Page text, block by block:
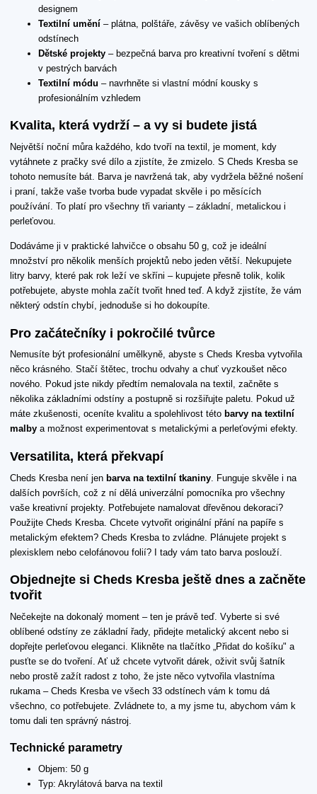
designem
Textilní umění – plátna, polštáře, závěsy ve vašich oblíbených
odstínech
Dětské projekty – bezpečná barva pro kreativní tvoření s dětmi
v pestrých barvách
Textilní módu – navrhněte si vlastní módní kousky s
profesionálním vzhledem
Kvalita, která vydrží – a vy si budete jistá
Největší noční můra každého, kdo tvoří na textil, je moment, kdy
vytáhnete z pračky své dílo a zjistíte, že zmizelo. S Cheds Kresba se
tohoto nemusíte bát. Barva je navržená tak, aby vydržela běžné nošení
i praní, takže vaše tvorba bude vypadat skvěle i po měsících
používání. To platí pro všechny tři varianty – základní, metalickou i
perleťovou.
Dodáváme ji v praktické lahvičce o obsahu 50 g, což je ideální
množství pro několik menších projektů nebo jeden větší. Nekupujete
litry barvy, které pak rok leží ve skříni – kupujete přesně tolik, kolik
potřebujete, abyste mohla začít tvořit hned teď. A když zjistíte, že vám
některý odstín chybí, jednoduše si ho dokoupíte.
Pro začátečníky i pokročilé tvůrce
Nemusíte být profesionální umělkyně, abyste s Cheds Kresba vytvořila
něco krásného. Stačí štětec, trochu odvahy a chuť vyzkoušet něco
nového. Pokud jste nikdy předtím nemalovala na textil, začněte s
několika základními odstíny a postupně si rozšiřujte paletu. Pokud už
máte zkušenosti, oceníte kvalitu a spolehlivost této barvy na textilní
malby a možnost experimentovat s metalickými a perleťovými efekty.
Versatilita, která překvapí
Cheds Kresba není jen barva na textilní tkaniny . Funguje skvěle i na
dalších površích, což z ní dělá univerzální pomocníka pro všechny
vaše kreativní projekty. Potřebujete namalovat dřevěnou dekoraci?
Použijte Cheds Kresba. Chcete vytvořit originální přání na papíře s
metalickým efektem? Cheds Kresba to zvládne. Plánujete projekt s
plexisklem nebo celofánovou folií? I tady vám tato barva poslouží.
Objednejte si Cheds Kresba ještě dnes a začněte
tvořit
Nečekejte na dokonalý moment – ten je právě teď. Vyberte si své
oblíbené odstíny ze základní řady, přidejte metalický akcent nebo si
dopřejte perleťovou eleganci. Klikněte na tlačítko „Přidat do košíku" a
pusťte se do tvoření. Ať už chcete vytvořit dárek, oživit svůj šatník
nebo prostě zažít radost z toho, že jste něco vytvořila vlastníma
rukama – Cheds Kresba ve všech 33 odstínech vám k tomu dá
všechno, co potřebujete. Zvládnete to, a my jsme tu, abychom vám k
tomu dali ten správný nástroj.
Technické parametry
Objem: 50 g
Typ: Akrylátová barva na textil